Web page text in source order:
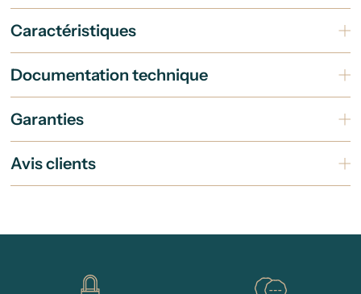
Caractéristiques
Documentation technique
Garanties
Avis clients